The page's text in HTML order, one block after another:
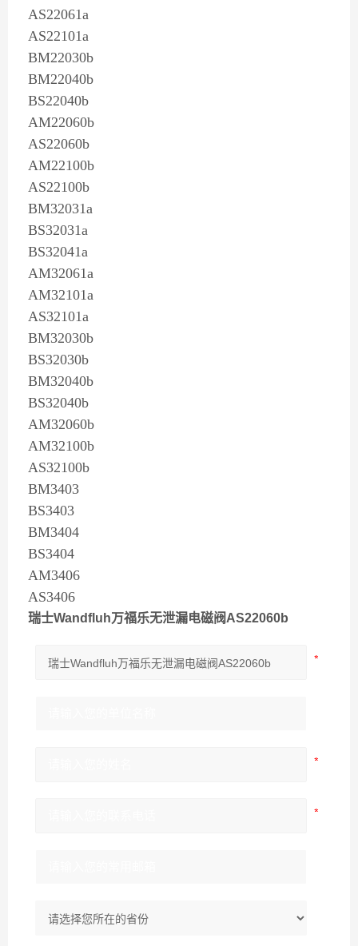
AS22061a
AS22101a
BM22030b
BM22040b
BS22040b
AM22060b
AS22060b
AM22100b
AS22100b
BM32031a
BS32031a
BS32041a
AM32061a
AM32101a
AS32101a
BM32030b
BS32030b
BM32040b
BS32040b
AM32060b
AM32100b
AS32100b
BM3403
BS3403
BM3404
BS3404
AM3406
AS3406
瑞士Wandfluh万福乐无泄漏电磁阀AS22060b